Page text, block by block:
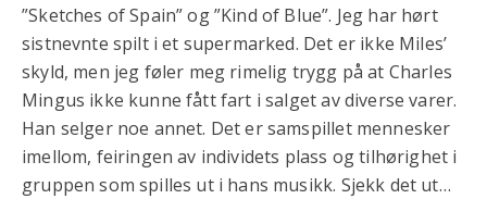
”Sketches of Spain” og ”Kind of Blue”. Jeg har hørt
sistnevnte spilt i et supermarked. Det er ikke Miles’
skyld, men jeg føler meg rimelig trygg på at Charles
Mingus ikke kunne fått fart i salget av diverse varer.
Han selger noe annet. Det er samspillet mennesker
imellom, feiringen av individets plass og tilhørighet i
gruppen som spilles ut i hans musikk. Sjekk det ut…